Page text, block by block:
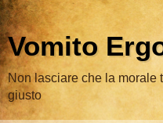
Vomito
Non lasciare che la morale
giusto